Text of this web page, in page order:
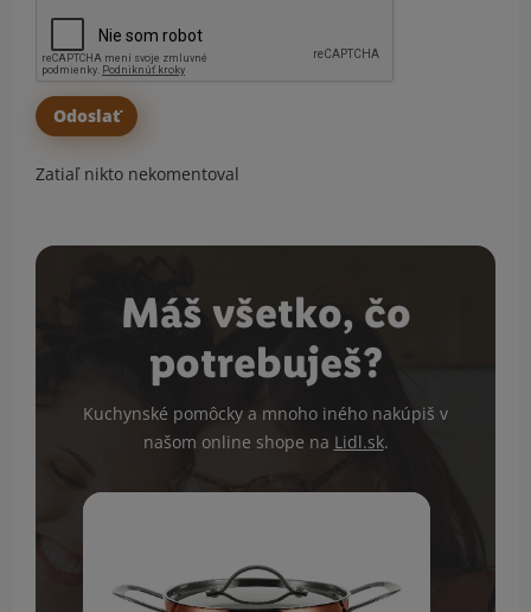
Zatiaľ nikto nekomentoval
Máš všetko, čo
potrebuješ?
Kuchynské pomôcky a mnoho iného nakúpiš v
našom online shope na Lidl.sk.